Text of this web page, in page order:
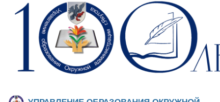
Перейти к основному содержанию
Skip to search